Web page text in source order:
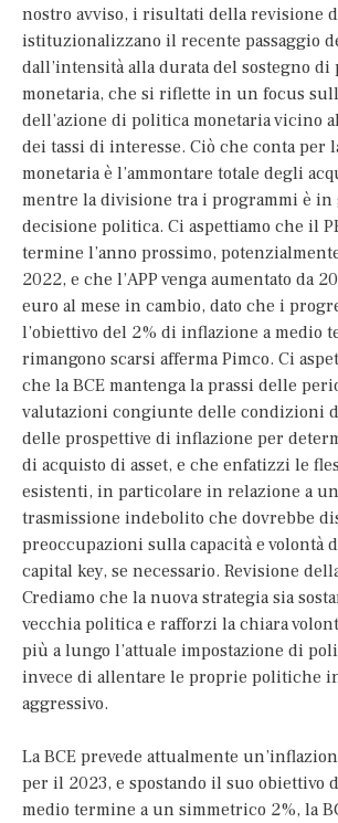
nostro avviso, i risultati della revisione
istituzionalizzano il recente passaggio
dall’intensità alla durata del sostegno di
monetaria, che si riflette in un focus
dell’azione di politica monetaria vicino
dei tassi di interesse. Ciò che conta per
monetaria è l’ammontare totale degli
mentre la divisione tra i programmi è in
decisione politica. Ci aspettiamo che il
termine l’anno prossimo,
2022, e che l’APP venga aumentato da
euro al mese in cambio, dato che i
l’obiettivo del 2% di inflazione a medio
rimangono scarsi afferma Pimco. Ci
che la BCE mantenga la prassi delle
valutazioni congiunte delle condizioni
delle prospettive di inflazione per
di acquisto di asset, e che enfatizzi le
esistenti, in particolare in relazione a
trasmissione indebolito che dovrebbe
preoccupazioni sulla capacità e volontà
capital key, se necessario. Revisione
Crediamo che la nuova strategia sia
vecchia politica e rafforzi la chiara
più a lungo l’attuale impostazione di
invece di allentare le proprie politiche
aggressivo.
La BCE prevede attualmente
per il 2023, e spostando il suo obiettivo
medio termine a un simmetrico 2%, la